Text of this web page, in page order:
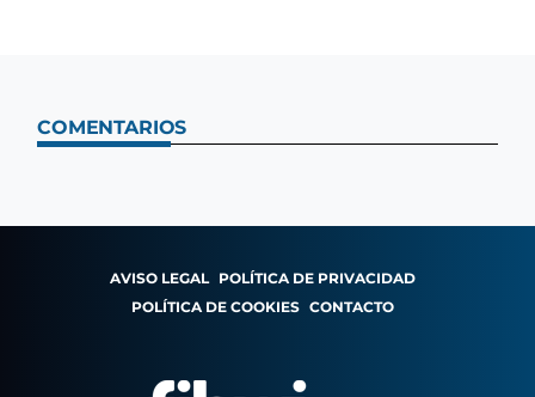
COMENTARIOS
AVISO LEGAL POLÍTICA DE PRIVACIDAD
POLÍTICA DE COOKIES CONTACTO